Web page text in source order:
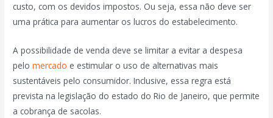
custo, com os devidos impostos. Ou seja, essa não deve ser
uma prática para aumentar os lucros do estabelecimento.
A possibilidade de venda deve se limitar a evitar a despesa
pelomercado e estimular o uso de alternativas mais
sustentáveis pelo consumidor. Inclusive, essa regra está
prevista na legislação do estado do Rio de Janeiro, que permite
a cobrança de sacolas.